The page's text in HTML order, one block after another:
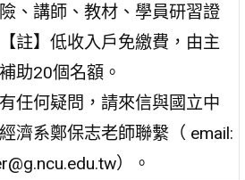
、講師、教材、學員研習證
註】低收入戶免繳費，由主
助20個名額。
任何疑問，請來信與國立中
濟系鄭保志老師聯繫（ email:
）。